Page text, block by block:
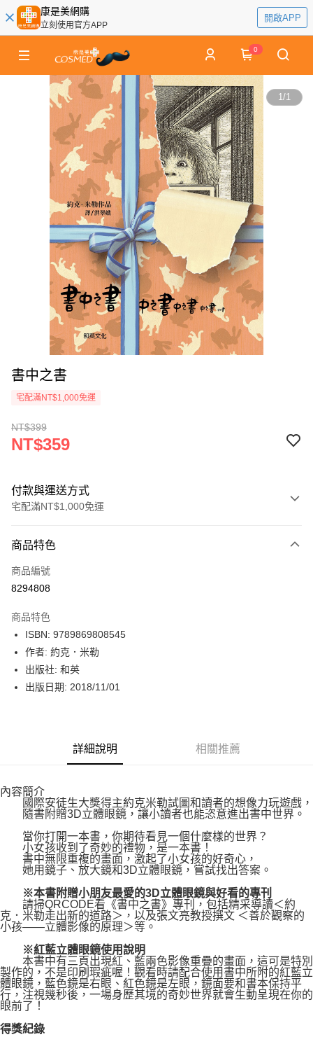
康是美網購
立刻使用官方APP
開啟APP
0
1/1
書中之書
宅配滿NT$1,000免運
NT$399
NT$359
付款與運送方式
宅配滿NT$1,000免運
icash Pay
信用卡一次付款
LINE Pay
Apple Pay
街口支付
博客來商品配送方式
每筆NT$80，滿NT$1,000(含以上)免運費
商品特色
商品編號
8294808
商品特色
ISBN: 9789869808545
作者: 約克．米勒
出版社: 和英
出版日期: 2018/11/01
詳細說明 相關推薦
內容簡介
國際安徒生大獎得主約克米勒試圖和讀者的想像力玩遊戲，
隨書附贈3D立體眼鏡，讓小讀者也能恣意進出書中世界。
當你打開一本書，你期待看見一個什麼樣的世界？
小女孩收到了奇妙的禮物，是一本書！
書中無限重複的畫面，激起了小女孩的好奇心，
她用鏡子、放大鏡和3D立體眼鏡，嘗試找出答案。
※本書附贈小朋友最愛的3D立體眼鏡與好看的專刊
請掃QRCODE看《書中之書》專刊，包括精采導讀＜約
克．米勒走出新的道路＞，以及張文亮教授撰文 ＜善於觀察的
小孩——立體影像的原理＞等。
※紅藍立體眼鏡使用說明
本書中有三頁出現紅、藍兩色影像重疊的畫面，這可是特別
製作的，不是印刷瑕疵喔！觀看時請配合使用書中所附的紅藍立
體眼鏡，藍色鏡是右眼、紅色鏡是左眼，鏡面要和書本保持平
行，注視幾秒後，一場身歷其境的奇妙世界就會生動呈現在你的
眼前了！
得獎紀錄